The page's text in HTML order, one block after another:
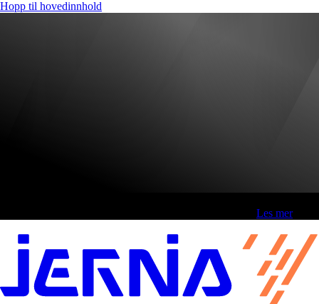
Hopp til hovedinnhold
Les mer